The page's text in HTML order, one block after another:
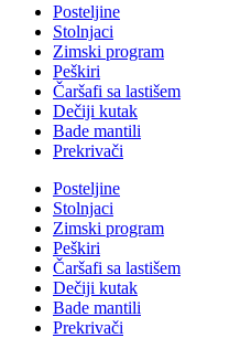
Posteljine
Stolnjaci
Zimski program
Peškiri
Čaršafi sa lastišem
Dečiji kutak
Bade mantili
Prekrivači
Posteljine
Stolnjaci
Zimski program
Peškiri
Čaršafi sa lastišem
Dečiji kutak
Bade mantili
Prekrivači